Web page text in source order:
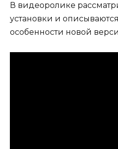
В видеоролике
установки и
особенности новой